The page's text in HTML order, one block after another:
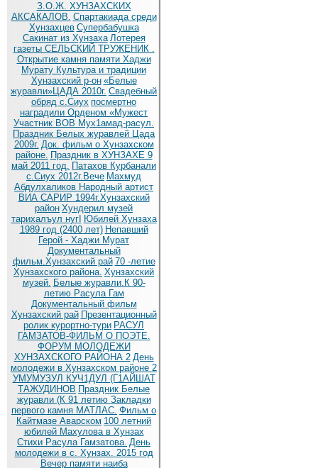
З.О.Ж. ХУНЗАХСКИХ
АКСАКАЛОВ. Спартакиада среди
Хунзахцев Супербабушка
Сакинат из Хунзаха Лотерея
газеты СЕЛЬСКИЙ ТРУЖЕНИК .
Открытие камня памяти Хаджи
Мурату Культура и традиции
Хунзахский р-он «Белые
журавли»ЦАДА 2010г. Cвадебный
обряд c.Сиух посмертно
наградили Орденом «Мужест
Участник ВОВ Мух1амад-расул.
Праздник Белых журавлей Цада
2009г. Док. фильм о Хунзахском
районе. Праздник в ХУНЗАХЕ 9
май 2011 год. Патахов Курбанали
с.Сиух 2012г.Вече Махмуд
Абдулхаликов Народный артист
ВИА САРИР 1994г.Хунзахский
район Хундерил музей
тарихалъул нугI Юбилей Хунзаха
1989 год (2400 лет) Непавший
Герой - Хаджи Мурат
Документальный
фильм.Хунзахский рай 70 -летие
Хунзахского района. Хунзахский
музей. Белые журавли.К 90-
летию Расула Гам
Документальный фильм
Хунзахский рай Презентационный
ролик курортно-тури РАСУЛ
ГАМЗАТОВ-ФИЛЬМ О ПОЭТЕ.
ФОРУМ МОЛОДЕЖИ
ХУНЗАХСКОГО РАЙОНА 2 День
молодежи в Хунзахском районе 2
УМУМУЗУЛ КУЧ1ДУЛ (Г1АЙШАТ
ТАЖУДИНОВ Праздник Белые
журавли (К 91 летию Закладки
первого камня МАТЛАС. Фильм о
Кайтмазе Аварском 100 летний
юбилей Махулова в Хунзах
Стихи Расула Гамзатова. День
молодежи в с. Хунзах. 2015 год
Вечер памяти наиба